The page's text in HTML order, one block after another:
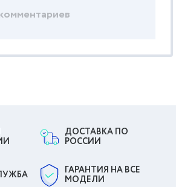
ДОСТАВКА ПО
РОССИИ
ГАРАНТИЯ НА ВСЕ
МОДЕЛИ